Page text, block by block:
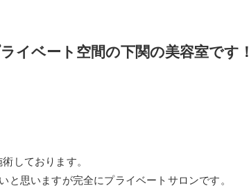
イベート空間の下関の美容室です！
しております。
思いますが完全にプライベートサロンです。